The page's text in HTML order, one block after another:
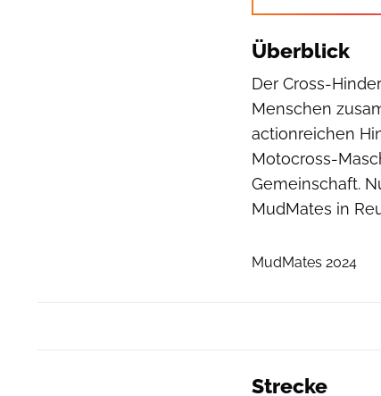
Überblick
Der Cross-
Menschen
actionreichen
Motocross-
Gemeinschaft.
MudMates in
MudMates 2024
Strecke